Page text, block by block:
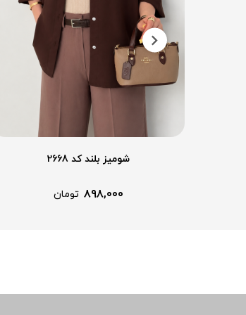
شومیز بلند کد 2668
۸۹۸,۰۰۰ تومان